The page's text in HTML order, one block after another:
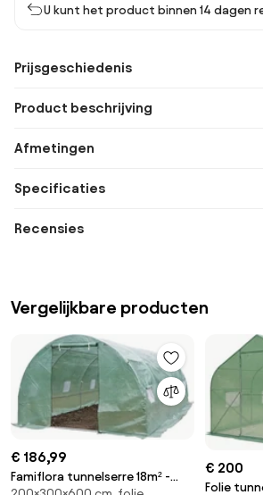
U kunt het product binnen 14 dagen
Prijsgeschiedenis
Product beschrijving
Afmetingen
Specificaties
Recensies
Vergelijkbare producten
€ 186,99
Famiflora tunnelserre 18m² -
€ 200
Folie